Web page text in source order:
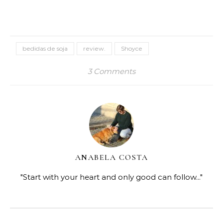
bedidas de soja review. Shoyce
3 Comments
ANABELA COSTA
"Start with your heart and only good can follow..."